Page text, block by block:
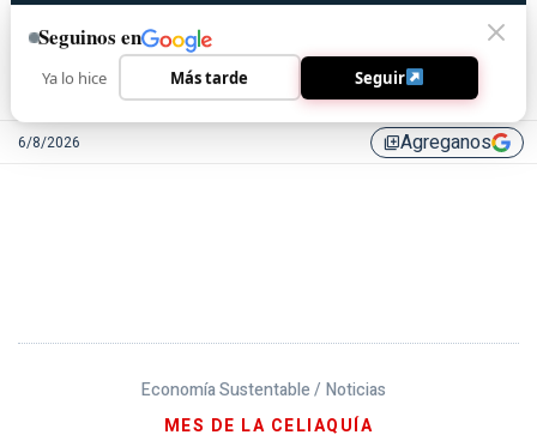
6/8/2026 library_addAgreganos
Economía Sustentable / Noticias
MES DE LA CELIAQUÍA
Seguinos en
Ya lo hice Más tarde Seguir